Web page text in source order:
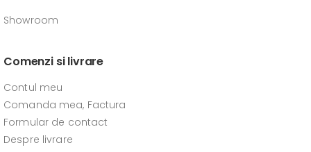
Showroom
Comenzi si livrare
Contul meu
Comanda mea, Factura
Formular de contact
Despre livrare